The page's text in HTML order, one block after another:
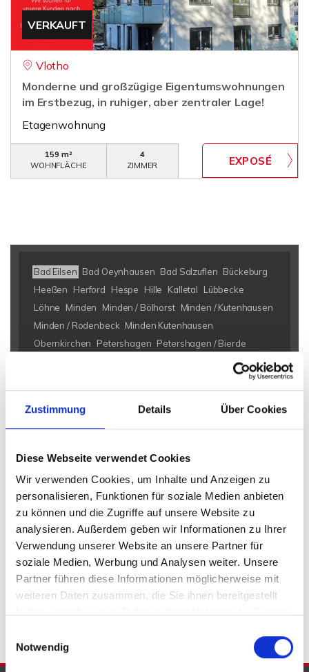
Zustimmung Details Über Cookies
Diese Webseite verwendet Cookies
Wir verwenden Cookies, um Inhalte und Anzeigen zu
personalisieren, Funktionen für soziale Medien anbieten
zu können und die Zugriffe auf unsere Website zu
analysieren. Außerdem geben wir Informationen zu Ihrer
Verwendung unserer Website an unsere Partner für
soziale Medien, Werbung und Analysen weiter. Unsere
Partner führen diese Informationen möglicherweise mit
weiteren Daten zusammen, die Sie ihnen bereitgestellt
Notwendig
VERKAUFT
Vlotho
Monderne und großzügige Eigentumswohnungen
im Erstbezug, in ruhiger, aber zentraler Lage!
Etagenwohnung
159 m²
WOHNFLÄCHE
4
ZIMMER
Bad Eilsen Bad Oeynhausen Bad Salzuflen Bückeburg
Heeßen
Herford Hespe Hille Kalletal
Lübbecke
Löhne
Minden Minden / Bölhorst Minden / Kutenhausen
Minden / Rodenbeck Minden Kutenhausen
Obernkirchen
Petershagen Petershagen / Bierde
Porta Westfalica / Eisbergen
Porta Westfalica / Hausberge Porta Westfalica / Lerbeck
Eilsen
Immo Bad Eilsen Wohnungen Bad Eilsen
Wohnung
suche Bad Eilsen
Wohnungssuche Bad Eilsen
Wohnungsanzeigen Bad Eilsen
Wohnung Bad Eilsen
kaufen
Bad Eilsen
Immobilie Bad Eilsen
Immobilien Bad Eilsen
Immobilienkauf Bad Eilsen